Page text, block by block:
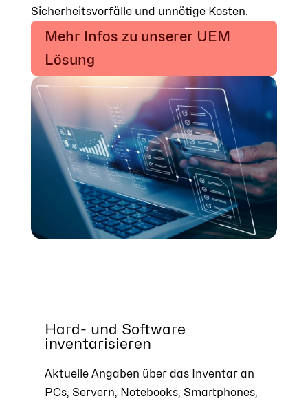
Sicherheitsvorfälle und unnötige Kosten.
Mehr Infos zu unserer UEM
Lösung
Hard- und Software
inventarisieren
Aktuelle Angaben über das Inventar an
PCs, Servern, Notebooks, Smartphones,